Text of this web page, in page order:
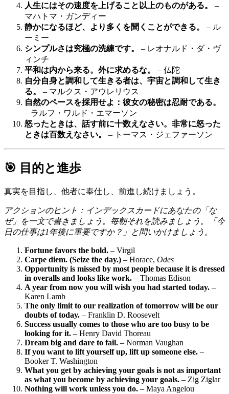
人生にはその速度を上げること以上のものがある。
–
マハトマ・ガンディー
静かになるほど、より多くを聞くことができる。
– ル
ーミー
シンプルさは究極の洗練です。
– レオナルド・ダ・ヴ
ィンチ
平和は内から来る。外に求めるな。
– 仏陀
自分自身と調和して生きる者は、宇宙と調和して生き
る。
– マルクス・アウレリウス
自然のペースを採用せよ：彼女の秘密は忍耐である。
– ラルフ・ワルド・エマーソン
怒ったときは、話す前に十数えなさい。非常に怒った
ときは百数えなさい。
– トーマス・ジェファーソン
🎯 目的と進歩
真実を目指し、他者に奉仕し、前進し続けましょう。
アクションのヒント：インデックスカードにあなたの「な
ぜ」を一文で書きましょう。毎朝それを読みましょう。「今
日の仕事は1年後に重要ですか？」と問いかけましょう。
Fortune favors the bold. – Virgil
Carpe diem. (Seize the day.) – Horace, Odes
Opportunity is missed by most people because it is dressed
in overalls and looks like work. – Thomas Edison
A year from now you will wish you had started today. –
Karen Lamb
The only limit to our realization of tomorrow will be our
doubts of today. – Franklin D. Roosevelt
Success usually comes to those who are too busy to be
looking for it. – Henry David Thoreau
Dream big and dare to fail. – Norman Vaughan
If you want to lift yourself up, lift up someone else. –
Booker T. Washington
What you get by achieving your goals is not as important
as what you become by achieving your goals. – Zig Ziglar
Nothing will work unless you do. – Maya Angelou